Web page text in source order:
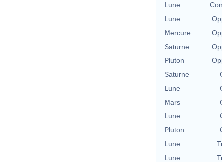
Lune
Lune
Mercure
Saturne
Pluton
Saturne
Lune
Mars
Lune
Pluton
Lune
Lune